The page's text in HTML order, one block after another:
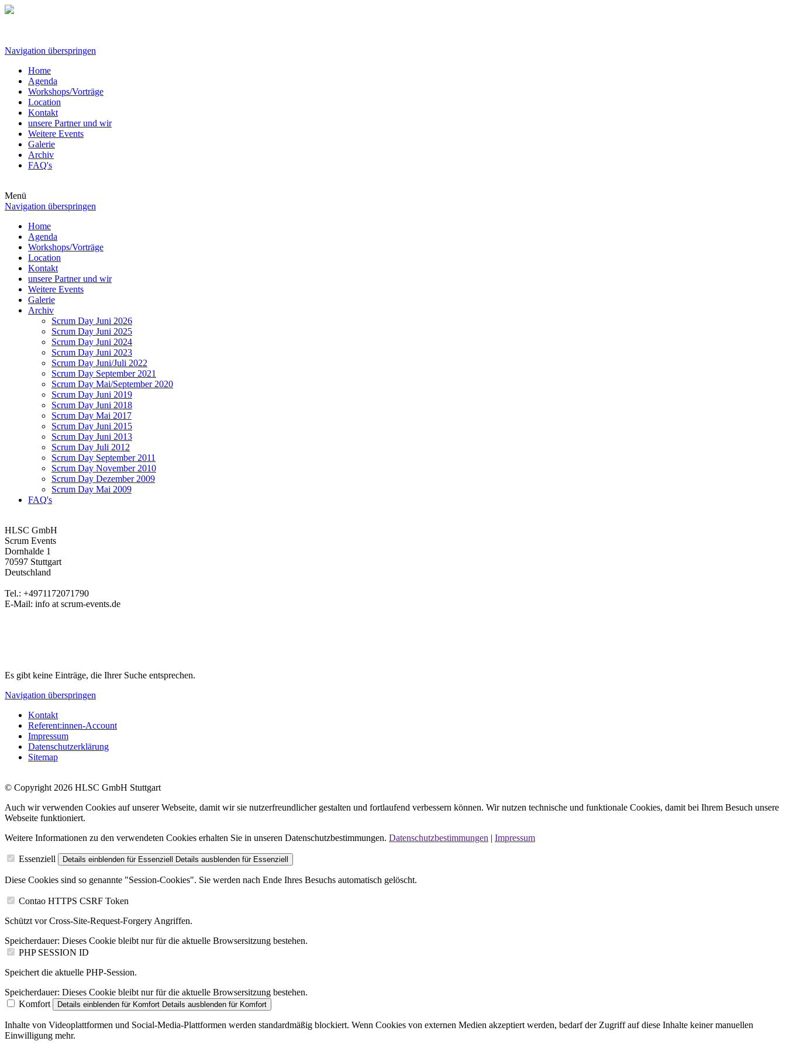
Navigation überspringen
Home
Agenda
Workshops/Vorträge
Location
Kontakt
unsere Partner und wir
Weitere Events
Galerie
Archiv
FAQ's
Menü
Navigation überspringen
Home
Agenda
Workshops/Vorträge
Location
Kontakt
unsere Partner und wir
Weitere Events
Galerie
Archiv
Scrum Day Juni 2026
Scrum Day Juni 2025
Scrum Day Juni 2024
Scrum Day Juni 2023
Scrum Day Juni/Juli 2022
Scrum Day September 2021
Scrum Day Mai/September 2020
Scrum Day Juni 2019
Scrum Day Juni 2018
Scrum Day Mai 2017
Scrum Day Juni 2015
Scrum Day Juni 2013
Scrum Day Juli 2012
Scrum Day September 2011
Scrum Day November 2010
Scrum Day Dezember 2009
Scrum Day Mai 2009
FAQ's
HLSC GmbH
Scrum Events
Dornhalde 1
70597 Stuttgart
Deutschland
Tel.: +4971172071790
E-Mail: info at scrum-events.de
Es gibt keine Einträge, die Ihrer Suche entsprechen.
Navigation überspringen
Kontakt
Referent:innen-Account
Impressum
Datenschutzerklärung
Sitemap
© Copyright 2026 HLSC GmbH Stuttgart
Auch wir verwenden Cookies auf unserer Webseite, damit wir sie nutzerfreundlicher gestalten und fortlaufend verbessern können. Wir nutzen technische und funktionale Cookies, damit bei Ihrem Besuch unsere
Webseite funktioniert.
Weitere Informationen zu den verwendeten Cookies erhalten Sie in unseren Datenschutzbestimmungen. Datenschutzbestimmungen | Impressum
Essenziell Details einblenden für Essenziell Details ausblenden für Essenziell
Diese Cookies sind so genannte "Session-Cookies". Sie werden nach Ende Ihres Besuchs automatisch gelöscht.
Contao HTTPS CSRF Token
Schützt vor Cross-Site-Request-Forgery Angriffen.
Speicherdauer: Dieses Cookie bleibt nur für die aktuelle Browsersitzung bestehen.
PHP SESSION ID
Speichert die aktuelle PHP-Session.
Speicherdauer: Dieses Cookie bleibt nur für die aktuelle Browsersitzung bestehen.
Komfort
Details einblenden für Komfort Details ausblenden für Komfort
Inhalte von Videoplattformen und Social-Media-Plattformen werden standardmäßig blockiert. Wenn Cookies von externen Medien akzeptiert werden, bedarf der Zugriff auf diese Inhalte keiner manuellen
Einwilligung mehr.